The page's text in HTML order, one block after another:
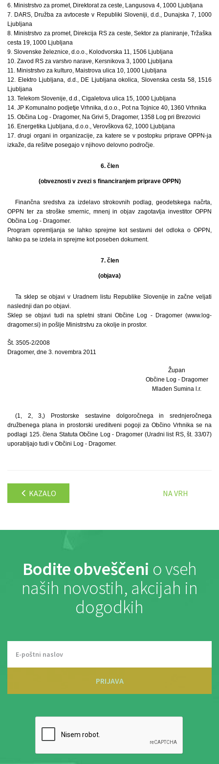
6. Ministrstvo za promet, Direktorat za ceste, Langusova 4, 1000 Ljubljana
7. DARS, Družba za avtoceste v Republiki Sloveniji, d.d., Dunajska 7, 1000
Ljubljana
8. Ministrstvo za promet, Direkcija RS za ceste, Sektor za planiranje, Tržaška
cesta 19, 1000 Ljubljana
9. Slovenske železnice, d.o.o., Kolodvorska 11, 1506 Ljubljana
10. Zavod RS za varstvo narave, Kersnikova 3, 1000 Ljubljana
11. Ministrstvo za kulturo, Maistrova ulica 10, 1000 Ljubljana
12. Elektro Ljubljana, d.d., DE Ljubljana okolica, Slovenska cesta 58, 1516
Ljubljana
13. Telekom Slovenije, d.d., Cigaletova ulica 15, 1000 Ljubljana
14. JP Komunalno podjetje Vrhnika, d.o.o., Pot na Tojnice 40, 1360 Vrhnika
15. Občina Log - Dragomer, Na Grivi 5, Dragomer, 1358 Log pri Brezovici
16. Energetika Ljubljana, d.o.o., Verovškova 62, 1000 Ljubljana
17. drugi organi in organizacije, za katere se v postopku priprave OPPN-ja
izkaže, da rešitve posegajo v njihovo delovno področje.
6. člen
(obveznosti v zvezi s financiranjem priprave OPPN)
Finančna sredstva za izdelavo strokovnih podlag, geodetskega načrta,
OPPN ter za stroške smernic, mnenj in objav zagotavlja investitor OPPN
Občina Log - Dragomer.
Program opremljanja se lahko sprejme kot sestavni del odloka o OPPN,
lahko pa se izdela in sprejme kot poseben dokument.
7. člen
(objava)
Ta sklep se objavi v Uradnem listu Republike Slovenije in začne veljati
naslednji dan po objavi.
Sklep se objavi tudi na spletni strani Občine Log - Dragomer (www.log-
dragomer.si) in pošlje Ministrstvu za okolje in prostor.
Št. 3505-2/2008
Dragomer, dne 3. novembra 2011
Župan
Občine Log - Dragomer
Mladen Sumina l.r.
(1, 2, 3,) Prostorske sestavine dolgoročnega in srednjeročnega
družbenega plana in prostorski ureditveni pogoji za Občino Vrhnika se na
podlagi 125. člena Statuta Občine Log - Dragomer (Uradni list RS, št. 33/07)
uporabljajo tudi v Občini Log - Dragomer.
KAZALO NA VRH
Bodite obveščeni o vseh
naših novostih, akcijah in
dogodkih
PRIJAVA